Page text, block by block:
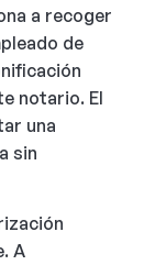
a recoger
de
notario. El
una
sin
A